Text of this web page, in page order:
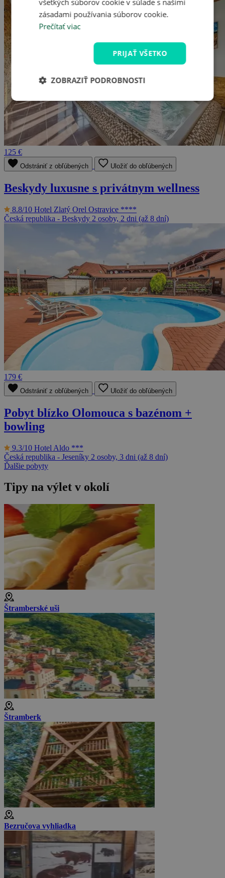
125 €
Odstrániť z obľúbených Uložiť do obľúbených
Beskydy luxusne s privátnym wellness
8.8/10 Hotel Zlatý Orel Ostravice ****
Česká republika - Beskydy 2 osoby, 2 dni (až 8 dní)
179 €
Odstrániť z obľúbených Uložiť do obľúbených
Pobyt blízko Olomouca s bazénom +
bowling
9.3/10 Hotel Aldo ***
Česká republika - Jeseníky 2 osoby, 3 dni (až 8 dní)
Ďalšie pobyty
Tipy na výlet v okolí
Štramberské uši
Štramberk
Bezručova vyhliadka
všetkých súborov cookie v súlade s našimi
zásadami používania súborov cookie.
Prečítať viac
PRIJAŤ VŠETKO
ZOBRAZIŤ PODROBNOSTI